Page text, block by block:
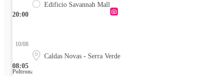
20:00
Edificio Savannah Mall
08:05
10/08
Caldas Novas - Serra Verde
Poltrona